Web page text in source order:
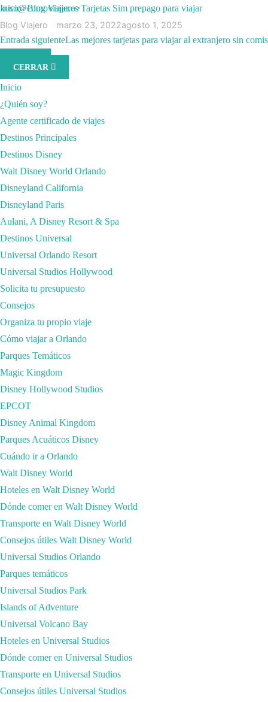
Saltar
al
contenido
tecla
Intro)
xuso@comoviajar.es
MENÚ
CERRAR
Inicio
¿Quién soy?
Agente certificado de viajes
Destinos Principales
Destinos Disney
Walt Disney World Orlando
Disneyland California
Disneyland Paris
Aulani, A Disney Resort & Spa
Destinos Universal
Universal Orlando Resort
Universal Studios Hollywood
Solicita tu presupuesto
Consejos
Organiza tu propio viaje
Cómo viajar a Orlando
Parques Temáticos
Magic Kingdom
Disney Hollywood Studios
EPCOT
Disney Animal Kingdom
Parques Acuáticos Disney
Cuándo ir a Orlando
Walt Disney World
Hoteles en Walt Disney World
Dónde comer en Walt Disney World
Transporte en Walt Disney World
Consejos útiles Walt Disney World
Universal Studios Orlando
Parques temáticos
Universal Studios Park
Islands of Adventure
Universal Volcano Bay
Hoteles en Universal Studios
Dónde comer en Universal Studios
Transporte en Universal Studios
Consejos útiles Universal Studios
Inicio>Blog Viajero>Tarjetas Sim prepago para viajar
Blog Viajero
marzo 23, 2022agosto 1, 2025
TARJETAS SIM
Cuando viajamos nos surge la duda de si vamos a poder contactar
Sim prepago para viajar. Una compañía de venta de tarjetas Sim y
Siempre que nos preguntáis si vais a poder tener internet en un viaje,
Siempre puedes conectarte al wifi del hotel, pero si has estado en
estamos todo el día en el hotel, imagina que te vas de ruta por la
que habías reservado para el evento de esa misma noche. Pues con
Entrada anteriorReservar actividades
Entrada siguienteLas mejores tarjetas para viajar al extranjero sin